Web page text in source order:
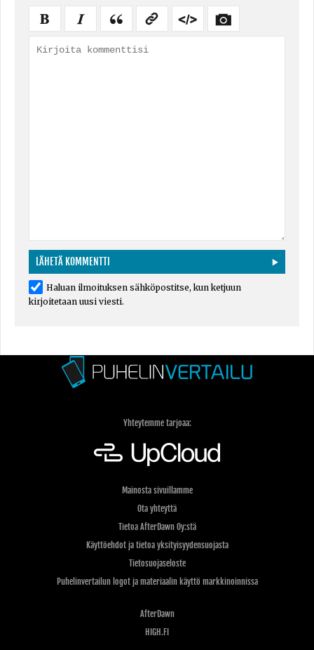
Haluan ilmoituksen sähköpostitse, kun ketjuun
kirjoitetaan uusi viesti.
Yhteytemme tarjoaa:
Mainosta sivuillamme
Ota yhteyttä
Tietoa AfterDawn Oy:stä
Käyttöehdot ja tietoa yksityisyydensuojasta
Tietosuojaseloste
Puhelinvertailun logot ja materiaalin käyttö markkinoinnissa
AfterDawn
HIGH.FI